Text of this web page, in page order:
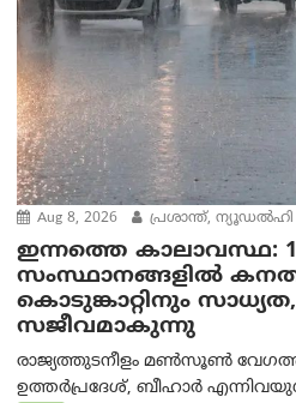
Aug 8, 2026 പ്രശാന്ത്, ന്യൂഡല്‍ഹി
ഇന്നത്തെ കാലാവസ്ഥ:
സംസ്ഥാനങ്ങളിൽ
കൊടുങ്കാറ്റിനും
സജീവമാകുന്നു
രാജ്യത്തുടനീളം മൺസൂൺ
ഉത്തർപ്രദേശ്, ബീഹാർ